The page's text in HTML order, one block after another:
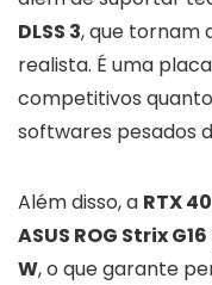
DLSS 3, que tornam
realista. É uma
competitivos
softwares pesados
Além disso, a RTX
ASUS ROG Strix G16
W, o que garante